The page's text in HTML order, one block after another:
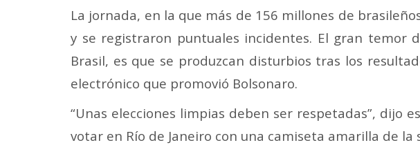
La jornada, en la que más de 156 millones de
y se registraron puntuales incidentes. El gran temor
Brasil, es que se produzcan disturbios tras los
electrónico que promovió Bolsonaro.
“Unas elecciones limpias deben ser respetadas”, dijo
votar en Río de Janeiro con una camiseta amarilla de la